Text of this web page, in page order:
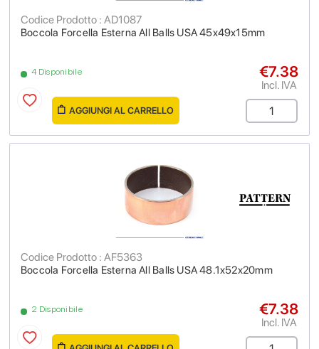
Boccola Forcella Esterna All Balls USA 45x49x15mm
Codice Prodotto : AD1087
4 Disponibile €7.38
Incl. IVA
AGGIUNGI AL CARRELLO
Boccola Forcella Esterna All Balls USA 48.1x52x20mm
Codice Prodotto : AF5363
2 Disponibile €7.38
Incl. IVA